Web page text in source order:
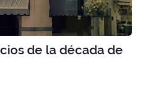
de la década de